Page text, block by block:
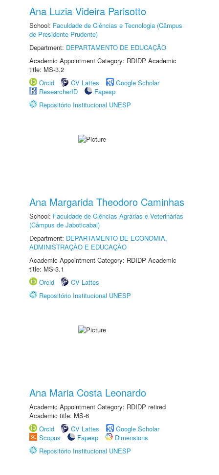
Ana Luzia Videira Parisotto
School: Faculdade de Ciências e Tecnologia (Câmpus
de Presidente Prudente)
Department: DEPARTAMENTO DE EDUCAÇÃO
Academic Appointment Category: RDIDP Academic
title: MS-3.2
Orcid
CV Lattes
Google Scholar
ResearcherID
Fapesp
Repositório Institucional UNESP
Ana Margarida Theodoro Caminhas
School: Faculdade de Ciências Agrárias e Veterinárias
(Câmpus de Jaboticabal)
Department: DEPARTAMENTO DE ECONOMIA,
ADMINISTRAÇÃO E EDUCAÇÃO
Academic Appointment Category: RDIDP Academic
title: MS-3.1
Orcid
CV Lattes
Repositório Institucional UNESP
Ana Maria Costa Leonardo
Academic Appointment Category: RDIDP retired
Academic title: MS-6
Orcid
CV Lattes
Google Scholar
Scopus
Fapesp
Dimensions
Repositório Institucional UNESP